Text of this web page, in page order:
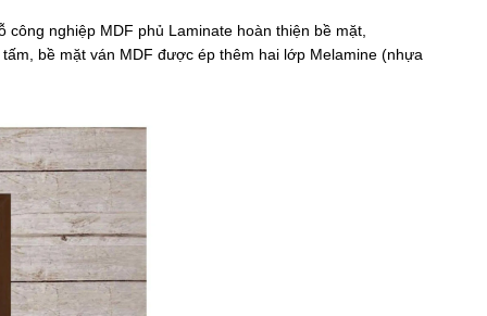
công nghiệp MDF phủ Laminate hoàn thiện bề mặt,
bề mặt ván MDF được ép thêm hai lớp Melamine (nhựa